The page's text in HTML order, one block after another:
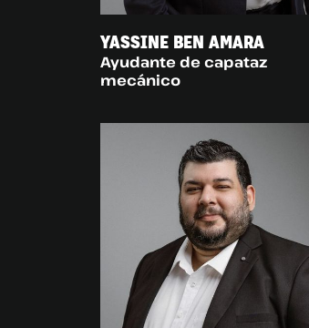
YASSINE BEN AMARA
Ayudante de capataz
mecánico